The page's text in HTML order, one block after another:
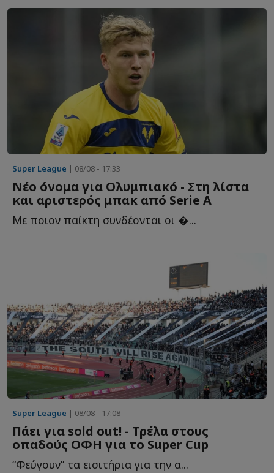
Super League | 08/08 - 17:33
Νέο όνομα για Ολυμπιακό - Στη λίστα
και αριστερός μπακ από Serie A
Με ποιον παίκτη συνδέονται οι �...
Super League | 08/08 - 17:08
Πάει για sold out! - Τρέλα στους
οπαδούς ΟΦΗ για το Super Cup
“Φεύγουν” τα εισιτήρια για την α...